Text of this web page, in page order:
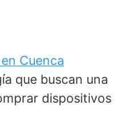
Cuenca
que buscan una
dispositivos